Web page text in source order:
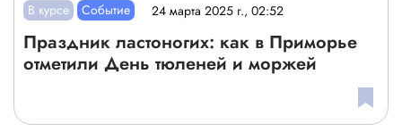
В курсе Событие 24 марта 2025 г., 02:52
Праздник ластоногих: как в Приморье
отметили День тюленей и моржей